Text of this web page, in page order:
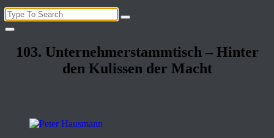
Search
for:
103. Unternehmerstammtisch – Hinter
den Kulissen der Macht